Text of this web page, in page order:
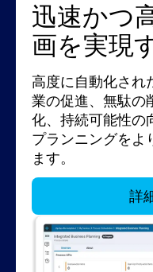
迅速かつ
画を実現
高度に自動化され
業の促進、無駄の
化、持続可能性の
プランニングをよ
ます。
詳
コストを
を履行
顧客の個人的好み
けるデータと在庫
ルでリアルタイム
を使用すると、モ
商品コスト、収益
生産から配達まで
を最適化できます
詳
倉庫と労
ューショ
化
倉庫、労務、輸送
ンにより、信頼性
型計画、統合ロジ
とロボティクスの
チームとリソース
産性を向上させ、
るようにします。
詳
次世代コ
ー
ネットワーク全体
ションにより、
更新と共有を実現
ースの流れを、製
ペースといったプ
およびパートナー
リジェンスを活用
き出します。
Blue
資本収益率の向上
市場投入までの時
に、複雑な取引パ
体で取り組みを調
不安定性が増す中
に対応するために
ンネットワークが
詳
生産を加
ンスを高
リアルタイムでデ
率を最大化し、セ
高度なプランニン
ソリューションを
スを合理化します
ランニングにより
も、機敏性を保ち
詳
需要・供
により意
みを揃え
優れた意思決定の
造業者は変動の激
顧客満足度、在庫
できます。Blue
測的な需要予測、
ング、在庫の最適
づくエンドツーエ
現できる唯一のオ
ンです。人工知能
輸配送管
送形態を
あらゆる輸送オプ
が最小となる輸送
選択し、配達条件
ムは、グローバル
ダルの出荷を、複
ルートに合わせて
労務管理と完全に
と制約事項に基づ